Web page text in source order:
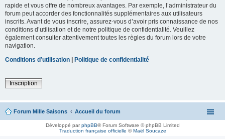
rapide et vous offre de nombreux avantages. Par exemple, l’administrateur du
forum peut accorder des fonctionnalités supplémentaires aux utilisateurs
inscrits. Avant de vous inscrire, assurez-vous d’avoir pris connaissance de nos
conditions d’utilisation et de notre politique de confidentialité. Veuillez
également consulter attentivement toutes les règles du forum lors de votre
navigation.
Conditions d’utilisation | Politique de confidentialité
Inscription
Forum Mille Saisons Accueil du forum
Développé parphpBB® Forum Software © phpBB Limited
Traduction française officielle ©Maël Soucaze